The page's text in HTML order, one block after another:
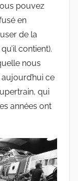
pouvez
en
de la
contient).
nous
ce
qui
années ont